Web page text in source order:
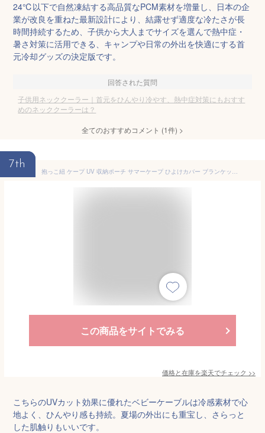
24℃以下で自然凍結する高品質なPCM素材を増量し、日本の企
業が改良を重ねた最新設計により、結露せず適度な冷たさが長
時間持続するため、子供から大人までサイズを選んで熱中症・
暑さ対策に活用できる、キャンプや日常の外出を快適にする首
元冷却グッズの決定版です。
回答された質問
子供用ネッククーラー｜首元をひんやり冷やす、熱中症対策にもおすす
めのネッククーラーは？
全てのおすすめコメント (1件) >
7th
抱っこ紐 ケープ UV 収納ポーチ サマーケープ ひよけカバー ブランケット ベビーカー 接触冷感 日焼け予防 エルゴ ベビービョルン キューズベリー エアバギー emoka
この商品をサイトでみる
価格と在庫を楽天でチェック >>
こちらのUVカット効果に優れたベビーケーブルは冷感素材で心
地よく、ひんやり感も持続。夏場の外出にも重宝し、さらっと
した肌触りもいいです。